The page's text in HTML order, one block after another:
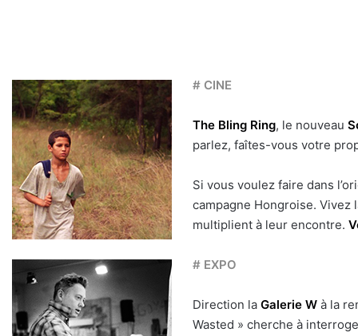
# CINE
The Bling Ring, le nouveau
parlez, faîtes-vous votre
Si vous voulez faire dans
campagne Hongroise.
multiplient à leur encontre.
# EXPO
Direction laGalerie W à la
Wasted » cherche à